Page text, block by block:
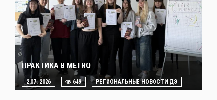
ПРАКТИКА В METRO
2.07. 2026 649 РЕГИОНАЛЬНЫЕ НОВОСТИ ДЭ